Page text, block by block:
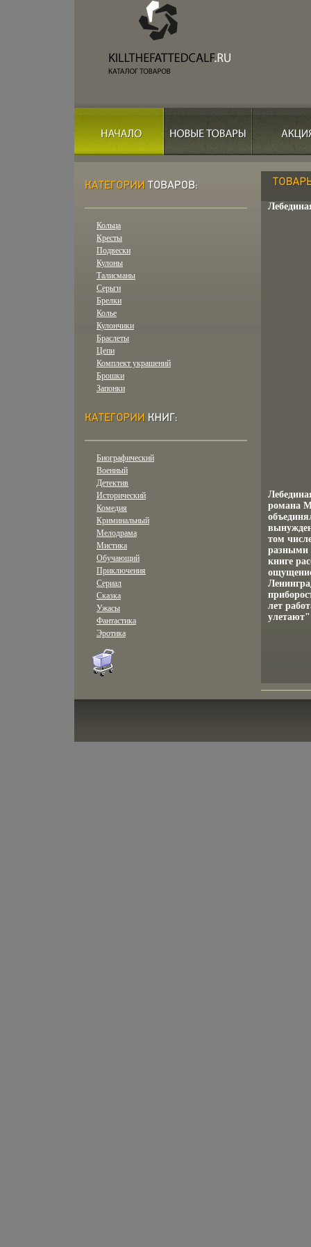
Кольца
Кресты
Подвески
Кулоны
Талисманы
Серьги
Брелки
Колье
Кулончики
Браслеты
Цепи
Комплект украшений
Брошки
Запонки
Биографический
Военный
Детектив
Исторический
Комедия
Криминальный
Мелодрама
Мистика
Обучающий
Приключения
Сериал
Сказка
Ужасы
Фантастика
Эротика
романа
том
разными
книге
лет
улетают"